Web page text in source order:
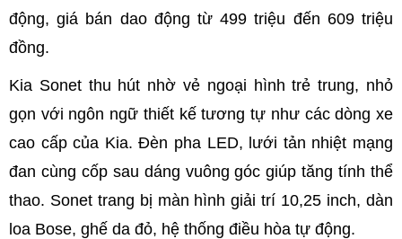
động, giá bán dao động từ 499 triệu đến 609 triệu
đồng.
Kia Sonet thu hút nhờ vẻ ngoại hình trẻ trung, nhỏ
gọn với ngôn ngữ thiết kế tương tự như các dòng xe
cao cấp của Kia. Đèn pha LED, lưới tản nhiệt mạng
đan cùng cốp sau dáng vuông góc giúp tăng tính thể
thao. Sonet trang bị màn hình giải trí 10,25 inch, dàn
loa Bose, ghế da đỏ, hệ thống điều hòa tự động.